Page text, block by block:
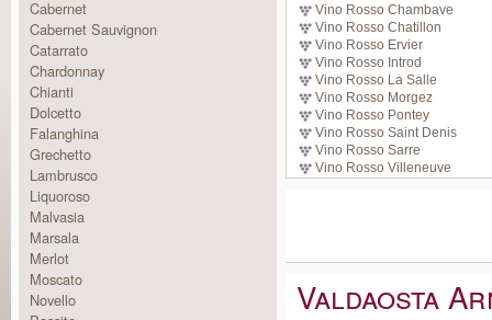
Cabernet
Cabernet Sauvignon
Catarrato
Chardonnay
Chianti
Dolcetto
Falanghina
Grechetto
Lambrusco
Liquoroso
Malvasia
Marsala
Merlot
Moscato
Novello
Vino Rosso Chambave
Vino Rosso Chatillon
Vino Rosso Ervier
Vino Rosso Introd
Vino Rosso La Salle
Vino Rosso Morgez
Vino Rosso Pontey
Vino Rosso Saint Denis
Vino Rosso Sarre
Vino Rosso Villeneuve
Valdaosta